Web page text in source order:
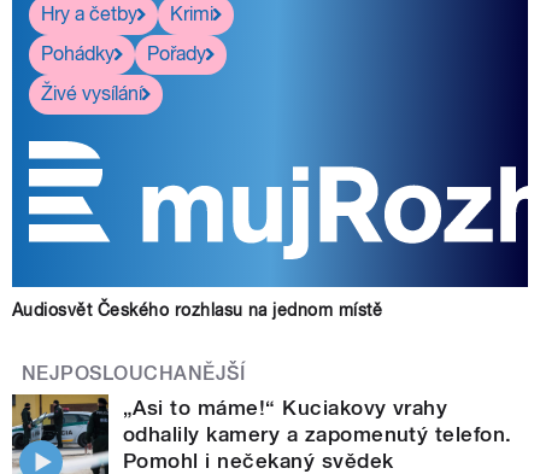
Hry a četby
Krimi
Pohádky
Pořady
Živé vysílání
Audiosvět Českého rozhlasu na jednom místě
NEJPOSLOUCHANĚJŠÍ
„Asi to máme!“ Kuciakovy vrahy
odhalily kamery a zapomenutý telefon.
Pomohl i nečekaný svědek